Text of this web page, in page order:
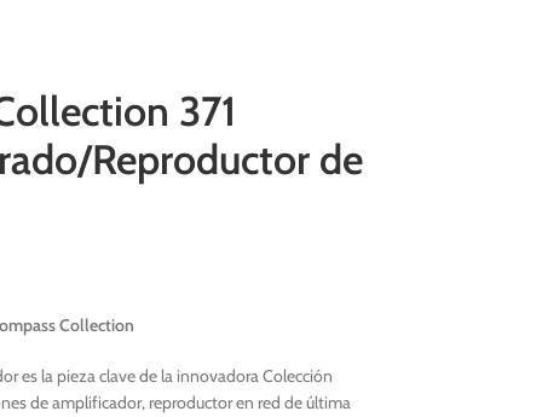
371
Reproductor de
Collection
es la pieza clave de la innovadora Colección
de amplificador, reproductor en red de última